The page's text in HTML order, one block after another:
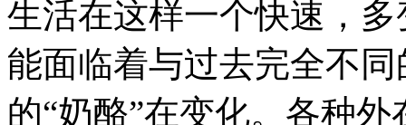
生活在这样一个快速，
能面临着与过去完全不
的“奶酪”在变化。各种